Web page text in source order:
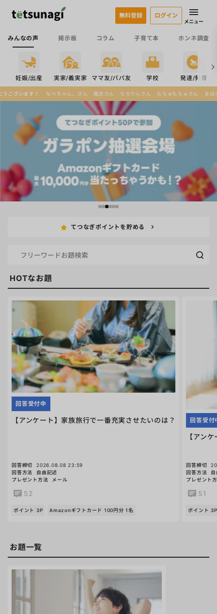
みんなの声 掲示板 コラム 子育て本 ホンネ調査
無料登録 ログイン
メニュー
妊娠/出産 実家/義実家 ママ友/パパ友 学校 発達/発育
ちゃん。さん 薙氏さん ちろりんさん もちゅもちゅさん まほろばさん あっきーさん
てつなぎポイントを貯める
HOTなお題
【アンケート】家族旅行で一番充実させたいのは？
回答受付中
回答締切
2026.08.08 23:59
回答方法
自由記述
プレゼント方法
メール
52
ポイント 3P Amazonギフトカード 100円分 1名
【アン
回答受付
回答締切
回答方法
プレゼント
51
ポイント 3P
お題一覧